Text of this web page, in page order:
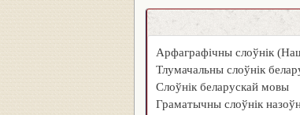
Арфаграфічны слоўнік
Тлумачальны слоўнік
Слоўнік беларускай мовы
Граматычны слоўнік